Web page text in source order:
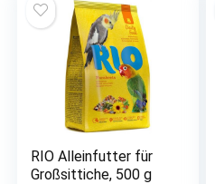
RIO Alleinfutter für
Großsittiche, 500 g